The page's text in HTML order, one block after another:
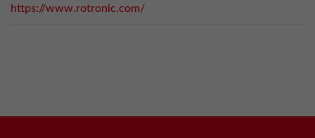
https://www.rotronic.com/